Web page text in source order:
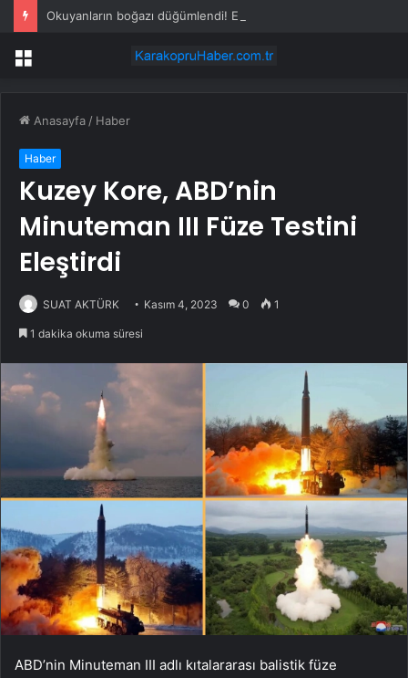
Menü
Anasayfa / Haber
Haber
Kuzey Kore, ABD’nin
Minuteman III Füze Testini
Eleştirdi
SUAT AKTÜRK Kasım 4, 2023 0 1
1 dakika okuma süresi
ABD’nin Minuteman III adlı kıtalararası balistik füze